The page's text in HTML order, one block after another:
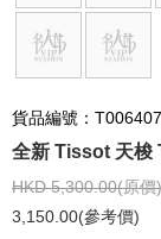
貨品編號：
全新 Tissot 天梭
HKD 5,300.00(原價)
3,150.00(參考價)